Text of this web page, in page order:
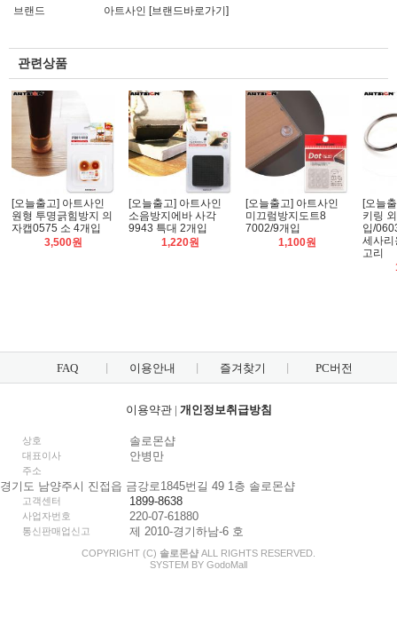
브랜드
아트사인 [브랜드바로가기]
관련상품
[오늘출고] 아트사인
원형 투명긁힘방지 의
자캡0575 소 4개입
3,500원
[오늘출고] 아트사인
소음방지에바 사각
9943 특대 2개입
1,220원
[오늘출고] 아트사인
미끄럼방지도트8
7002/9개입
1,100원
[오늘
키링
입/
세사리
고리
FAQ 이용안내 즐겨찾기 PC버전
이용약관| 개인정보취급방침
상호 솔로몬샵
대표이사 안병만
주소
경기도 남양주시 진접읍 금강로1845번길 49 1층 솔로몬샵
고객센터 1899-8638
사업자번호 220-07-61880
통신판매업신고 제 2010-경기하남-6 호
COPYRIGHT (C) 솔로몬샵 ALL RIGHTS RESERVED.
SYSTEM BY GodoMall